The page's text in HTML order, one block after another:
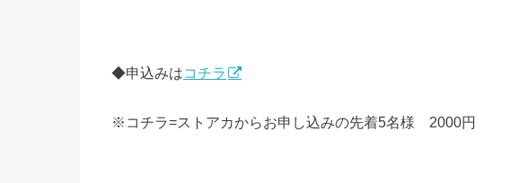
◆申込みはコチラ
※コチラ=ストアカからお申し込みの先着5名様 2000円